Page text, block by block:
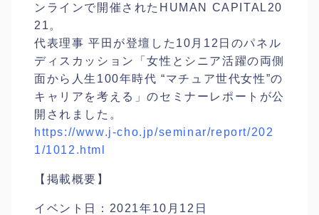
ンラインで開催されたHUMAN CAPITAL20
21。
代表理事 平田が登壇した10月12日のパネル
ディスカッション「女性とシニア活躍の両側
面から人生100年時代 “マチュア世代女性”の
キャリアを考える」のセミナーレポートが公
開されました。
https://www.j-cho.jp/seminar/report/202
1/1012.html
【掲載概要】
イベント日：2021年10月12日